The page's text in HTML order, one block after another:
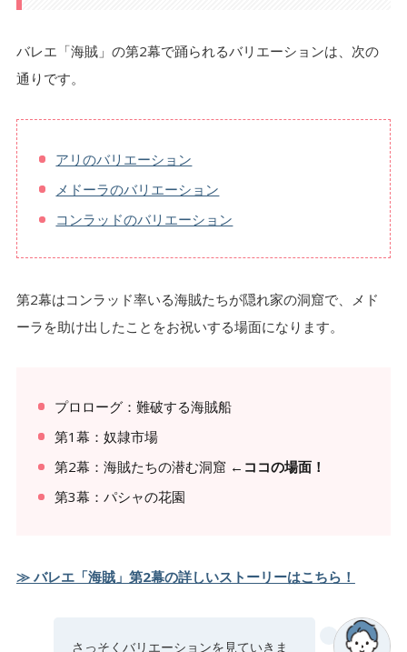
バレエ「海賊」の第2幕で踊られるバリエーションは、次の
通りです。
アリのバリエーション
メドーラのバリエーション
コンラッドのバリエーション
第2幕はコンラッド率いる海賊たちが隠れ家の洞窟で、メド
ーラを助け出したことをお祝いする場面になります。
プロローグ：難破する海賊船
第1幕：奴隷市場
第2幕：海賊たちの潜む洞窟 ←ココの場面！
第3幕：パシャの花園
≫ バレエ「海賊」第2幕の詳しいストーリーはこちら！
さっそくバリエーションを見ていきま